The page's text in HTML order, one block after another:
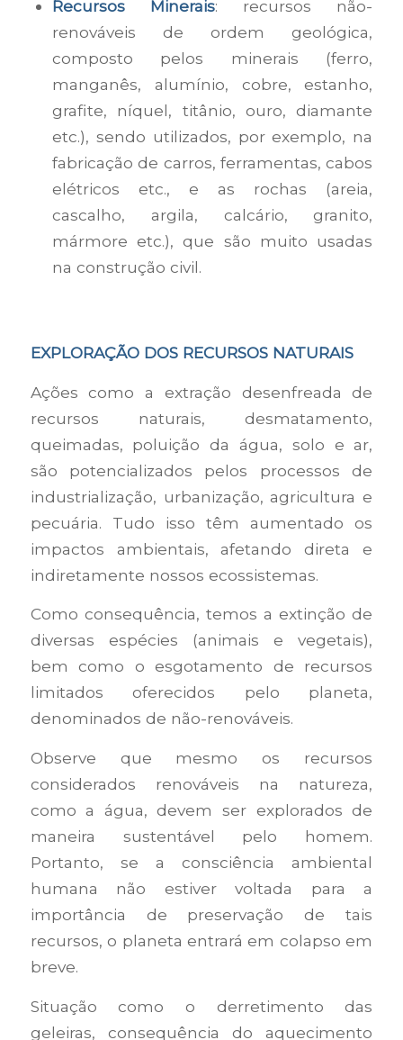
Recursos Minerais: recursos não-
renováveis de ordem geológica,
composto pelos minerais (ferro,
manganês, alumínio, cobre, estanho,
grafite, níquel, titânio, ouro, diamante
etc.), sendo utilizados, por exemplo, na
fabricação de carros, ferramentas, cabos
elétricos etc., e as rochas (areia,
cascalho, argila, calcário, granito,
mármore etc.), que são muito usadas
na construção civil.
EXPLORAÇÃO DOS RECURSOS NATURAIS
Ações como a extração desenfreada de
recursos naturais, desmatamento,
queimadas, poluição da água, solo e ar,
são potencializados pelos processos de
industrialização, urbanização, agricultura e
pecuária. Tudo isso têm aumentado os
impactos ambientais, afetando direta e
indiretamente nossos ecossistemas.
Como consequência, temos a extinção de
diversas espécies (animais e vegetais),
bem como o esgotamento de recursos
limitados oferecidos pelo planeta,
denominados de não-renováveis.
Observe que mesmo os recursos
considerados renováveis na natureza,
como a água, devem ser explorados de
maneira sustentável pelo homem.
Portanto, se a consciência ambiental
humana não estiver voltada para a
importância de preservação de tais
recursos, o planeta entrará em colapso em
breve.
Situação como o derretimento das
geleiras, consequência do aquecimento